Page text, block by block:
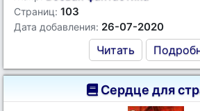
Страниц: 103
Дата добавления: 26-07-2020
Читать
Сердце для